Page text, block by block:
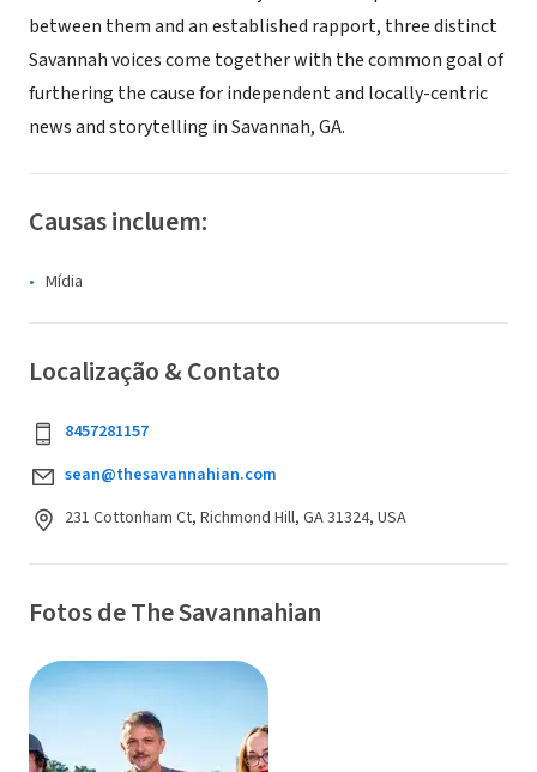
between them and an established rapport, three distinct
Savannah voices come together with the common goal of
furthering the cause for independent and locally-centric
news and storytelling in Savannah, GA.
Causas incluem:
Mídia
Localização & Contato
8457281157
sean@thesavannahian.com
231 Cottonham Ct, Richmond Hill, GA 31324, USA
Fotos de The Savannahian